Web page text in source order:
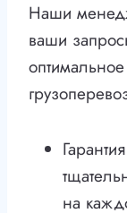
Наши
ваши
на